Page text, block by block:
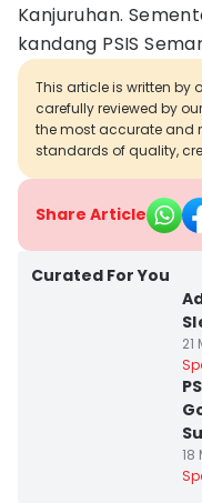
Kanjuruhan.
kandang PSIS
This article is written by
carefully reviewed by
the most accurate and
standards of quality,
Share Article
Curated For You
21
18